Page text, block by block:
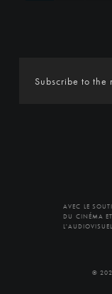
AVEC LE
DU CINÉMA
L'AUDIOVISUEL
©